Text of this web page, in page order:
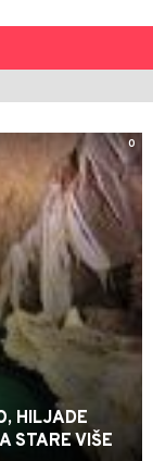
0
HILJADE
STARE VIŠE